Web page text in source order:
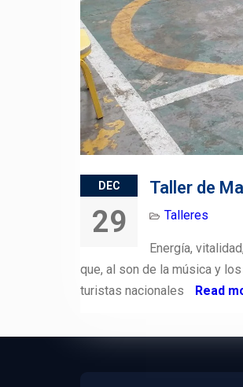
DEC
29
Taller de
Talleres
Energía,
que, al son de la música y
turistas nacionales
Read